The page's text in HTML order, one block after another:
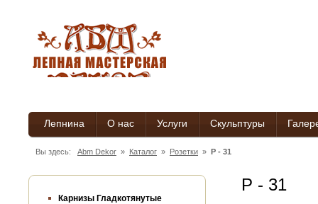
Лепнина О нас Услуги Скульптуры
Вы здесь: Abm Dekor » Каталог » Розетки » Р - 31
Карнизы Гладкотянутые
Р - 31